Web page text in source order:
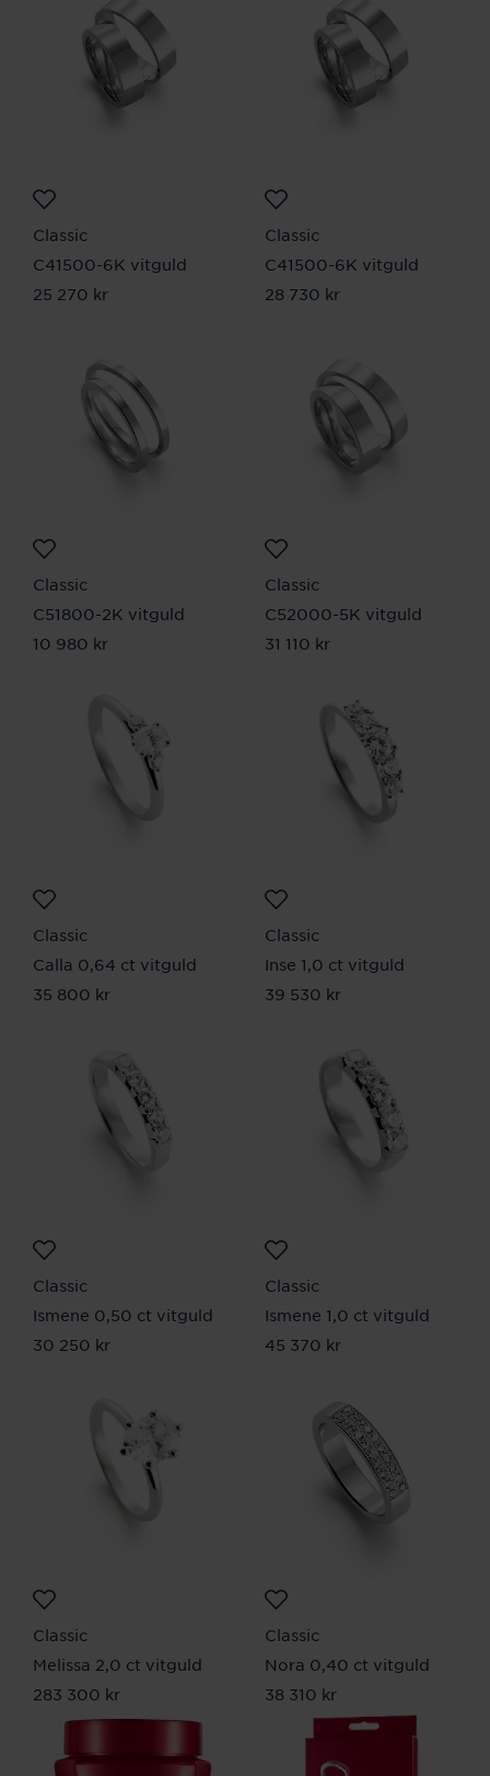
Classic
C41500-6K vitguld
Pris:25 270 kr
25 270 kr
Classic
C41500-6K vitguld
Pris:28 730 kr
28 730 kr
Classic
C51800-2K vitguld
Pris:10 980 kr
10 980 kr
Classic
C52000-5K vitguld
Pris:31 110 kr
31 110 kr
Classic
Calla 0,64 ct vitguld
Pris:35 800 kr
35 800 kr
Classic
Inse 1,0 ct vitguld
Pris:39 530 kr
39 530 kr
Classic
Ismene 0,50 ct vitguld
Pris:30 250 kr
30 250 kr
Classic
Ismene 1,0 ct vitguld
Pris:45 370 kr
45 370 kr
Classic
Melissa 2,0 ct vitguld
Pris :283 300 kr
283 300 kr
Classic
Nora 0,40 ct vitguld
Pris:38 310 kr
38 310 kr